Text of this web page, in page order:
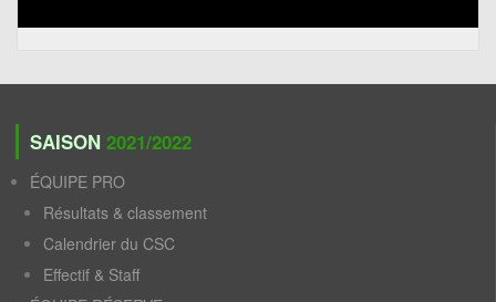
SAISON 2021/2022
ÉQUIPE PRO
Résultats & classement
Calendrier du CSC
Effectif & Staff